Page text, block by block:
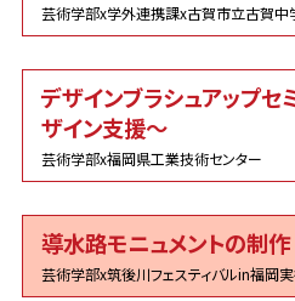
芸術学部x学外連携課x古賀市立古賀中
デザインブラシュアップ
ザイン支援〜
芸術学部x福岡県工業技術センター
導水路モニュメントの制作
芸術学部x筑後川フェスティバルin福岡